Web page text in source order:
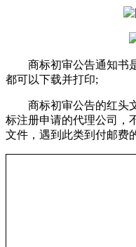
商标初审公告通知书是
都可以下载并打印;
商标初审公告的红头文
标注册申请的代理公司，
文件，遇到此类到付邮费